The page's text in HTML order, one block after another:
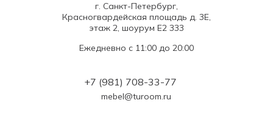
+7 (981) 708-33-77
Ежедневно с 11:00 до 20:00
mebel@turoom.ru
г. Санкт-Петербург,
Красногвардейская площадь д. 3Е,
этаж 2, шоурум Е2 333